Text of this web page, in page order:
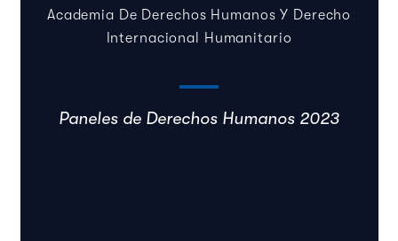
Academia De Derechos Humanos Y Derecho
Internacional Humanitario
Paneles de Derechos Humanos 2023